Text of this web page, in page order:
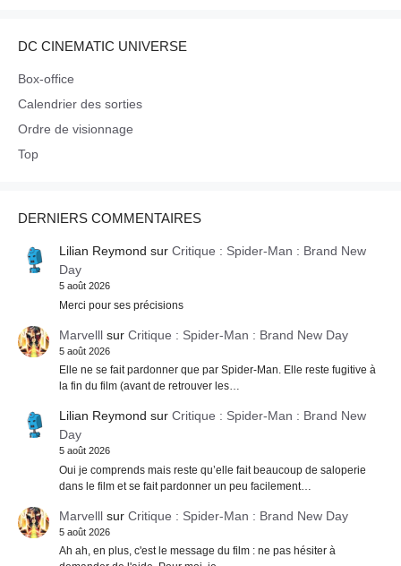
DC CINEMATIC UNIVERSE
Box-office
Calendrier des sorties
Ordre de visionnage
Top
DERNIERS COMMENTAIRES
Lilian Reymond sur Critique : Spider-Man : Brand New
Day
5 août 2026
Merci pour ses précisions
Marvelllsur Critique : Spider-Man : Brand New Day
5 août 2026
Elle ne se fait pardonner que par Spider-Man. Elle reste fugitive à
la fin du film (avant de retrouver les…
Lilian Reymond sur Critique : Spider-Man : Brand New
Day
5 août 2026
Oui je comprends mais reste qu’elle fait beaucoup de saloperie
dans le film et se fait pardonner un peu facilement…
Marvelllsur Critique : Spider-Man : Brand New Day
5 août 2026
Ah ah, en plus, c'est le message du film : ne pas hésiter à